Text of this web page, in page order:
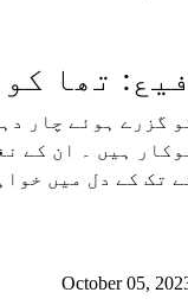
تھا
گزرے ہوئے چار
ہیں ۔ ان کے
تک کے دل میں
October 05,